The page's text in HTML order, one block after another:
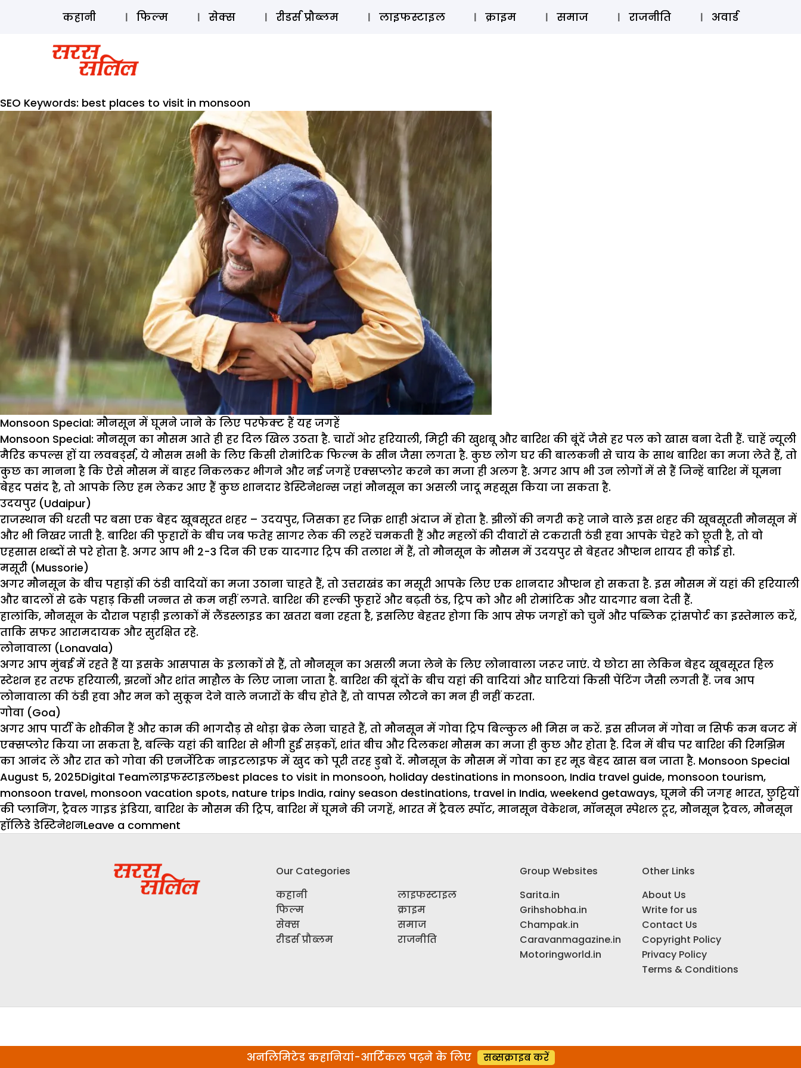
ऑडियो स्टोरी लॉग इन ⚲ SUBSCRIBE
कहानी फिल्म सेक्स रीडर्स प्रौब्लम लाइफस्टाइल क्राइम समाज राजनीति अवार्ड
SEO Keywords: best places to visit in monsoon
Monsoon Special: मौनसून में घूमने जाने के लिए परफेक्ट हैं यह जगहें
Monsoon Special: मौनसून का मौसम आते ही हर दिल खिल उठता है. चारों ओर हरियाली, मिट्टी की खुशबू और बारिश की बूंदें जैसे हर पल को खास बना देती हैं. चाहें न्यूली
मैरिड कपल्स हों या लवबर्ड्स, ये मौसम सभी के लिए किसी रोमांटिक फिल्म के सीन जैसा लगता है. कुछ लोग घर की बालकनी से चाय के साथ बारिश का मजा लेते हैं, तो
कुछ का मानना है कि ऐसे मौसम में बाहर निकलकर भीगने और नई जगहें एक्सप्लोर करने का मजा ही अलग है. अगर आप भी उन लोगों में से हैं जिन्हें बारिश में घूमना
बेहद पसंद है, तो आपके लिए हम लेकर आए हैं कुछ शानदार डेस्टिनेशन्स जहां मौनसून का असली जादू महसूस किया जा सकता है.
उदयपुर (Udaipur)
राजस्थान की धरती पर बसा एक बेहद खूबसूरत शहर – उदयपुर, जिसका हर जिक्र शाही अंदाज में होता है. झीलों की नगरी कहे जाने वाले इस शहर की खूबसूरती मौनसून में
और भी निखर जाती है. बारिश की फुहारों के बीच जब फतेह सागर लेक की लहरें चमकती हैं और महलों की दीवारों से टकराती ठंडी हवा आपके चेहरे को छूती है, तो वो
एहसास शब्दों से परे होता है. अगर आप भी 2-3 दिन की एक यादगार ट्रिप की तलाश में हैं, तो मौनसून के मौसम में उदयपुर से बेहतर औप्शन शायद ही कोई हो.
मसूरी (Mussorie)
अगर मौनसून के बीच पहाड़ों की ठंडी वादियों का मजा उठाना चाहते हैं, तो उत्तराखंड का मसूरी आपके लिए एक शानदार औप्शन हो सकता है. इस मौसम में यहां की हरियाली
और बादलों से ढके पहाड़ किसी जन्नत से कम नहीं लगते. बारिश की हल्की फुहारें और बढ़ती ठंड, ट्रिप को और भी रोमांटिक और यादगार बना देती हैं.
हालांकि, मौनसून के दौरान पहाड़ी इलाकों में लैंडस्लाइड का खतरा बना रहता है, इसलिए बेहतर होगा कि आप सेफ जगहों को चुनें और पब्लिक ट्रांसपोर्ट का इस्तेमाल करें,
ताकि सफर आरामदायक और सुरक्षित रहे.
लोनावाला (Lonavala)
अगर आप मुंबई में रहते हैं या इसके आसपास के इलाकों से हैं, तो मौनसून का असली मजा लेने के लिए लोनावाला जरूर जाएं. ये छोटा सा लेकिन बेहद खूबसूरत हिल
स्टेशन हर तरफ हरियाली, झरनों और शांत माहौल के लिए जाना जाता है. बारिश की बूंदों के बीच यहां की वादियां और घाटियां किसी पेंटिंग जैसी लगती हैं. जब आप
लोनावाला की ठंडी हवा और मन को सुकून देने वाले नजारों के बीच होते हैं, तो वापस लौटने का मन ही नहीं करता.
गोवा (Goa)
अगर आप पार्टी के शौकीन हैं और काम की भागदौड़ से थोड़ा ब्रेक लेना चाहते हैं, तो मौनसून में गोवा ट्रिप बिल्कुल भी मिस न करें. इस सीजन में गोवा न सिर्फ कम बजट में
एक्सप्लोर किया जा सकता है, बल्कि यहां की बारिश से भीगी हुई सड़कों, शांत बीच और दिलकश मौसम का मजा ही कुछ और होता है. दिन में बीच पर बारिश की रिमझिम
का आनंद लें और रात को गोवा की एनर्जेटिक नाइटलाइफ में खुद को पूरी तरह डुबो दें. मौनसून के मौसम में गोवा का हर मूड बेहद खास बन जाता है. Monsoon Special
Posted
on
August 5, 2025Author
Digital TeamCategories
लाइफस्टाइलTags
best places to visit in monsoon, holiday destinations in monsoon, India travel guide, monsoon tourism,
monsoon travel, monsoon vacation spots, nature trips India, rainy season destinations, travel in India, weekend getaways, घूमने की जगह भारत, छुट्टियों
की प्लानिंग, ट्रैवल गाइड इंडिया, बारिश के मौसम की ट्रिप, बारिश में घूमने की जगहें, भारत में ट्रैवल स्पॉट, मानसून वेकेशन, मॉनसून स्पेशल टूर, मौनसून ट्रैवल, मौनसून
हॉलिडे डेस्टिनेशनLeave a comment
में
Our Categories
कहानी
फिल्म
सेक्स
रीडर्स प्रौब्लम
लाइफस्टाइल
क्राइम
समाज
राजनीति
Group Websites
Sarita.in
Grihshobha.in
Champak.in
Caravanmagazine.in
Motoringworld.in
Other Links
About Us
Write for us
Contact Us
Copyright Policy
Privacy Policy
Terms & Conditions
अनलिमिटेड कहानियां-आर्टिकल पढ़ने के लिए सब्सक्राइब करें